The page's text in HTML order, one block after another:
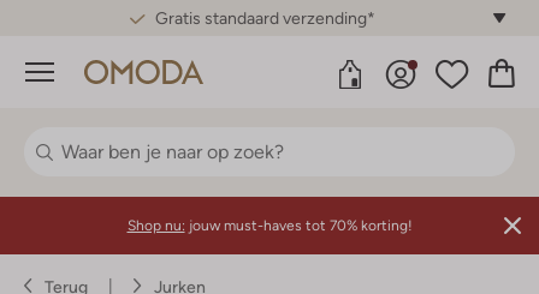
Gratis standaard verzending*
Menu
Shop nu: jouw must-haves tot 70% korting!
Terug Jurken